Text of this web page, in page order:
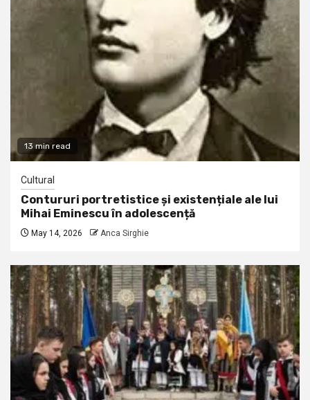
13 min read
Cultural
Contururi portretistice și existențiale ale lui
Mihai Eminescu în adolescență
May 14, 2026 Anca Sirghie